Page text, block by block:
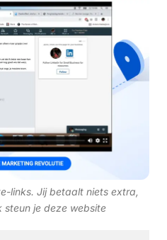
links. Jij betaalt niets extra,
steun je deze website